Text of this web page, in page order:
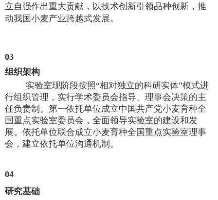
立自强作出重大贡献，以技术创新引领品种创新，推
动我国小麦产业跨越式发展。
03
组织架构
实验室现阶段按照“相对独立的科研实体”模式进
行组织管理，实行学术委员会指导、理事会决策的主
任负责制。第一依托单位成立中国共产党小麦育种全
国重点实验室委员会，全面领导实验室的建设和发
展。依托单位联合成立小麦育种全国重点实验室理事
会，建立依托单位沟通机制。
04
研究基础